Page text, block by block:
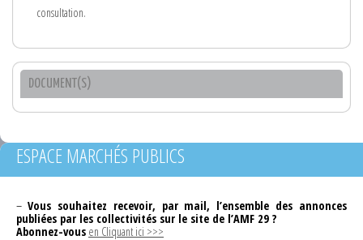
consultation.
DOCUMENT(S)
ESPACE MARCHÉS PUBLICS
– Vous souhaitez recevoir, par mail, l’ensemble des annonces
publiées par les collectivités sur le site de l’AMF 29 ?
Abonnez-vous en Cliquant ici >>>